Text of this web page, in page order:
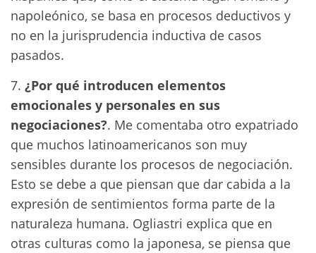
napoleónico, se basa en procesos deductivos y
no en la jurisprudencia inductiva de casos
pasados.
7. ¿Por qué introducen elementos
emocionales y personales en sus
negociaciones?. Me comentaba otro expatriado
que muchos latinoamericanos son muy
sensibles durante los procesos de negociación.
Esto se debe a que piensan que dar cabida a la
expresión de sentimientos forma parte de la
naturaleza humana. Ogliastri explica que en
otras culturas como la japonesa, se piensa que